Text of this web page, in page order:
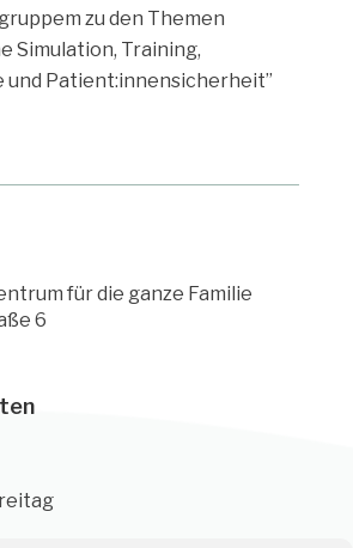
zu den Themen
Simulation, Training,
und Patient:innensicherheit”
für die ganze Familie
6